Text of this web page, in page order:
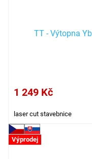
TT - Výtopna
1 249 Kč
laser cut stavebnice
Výprodej